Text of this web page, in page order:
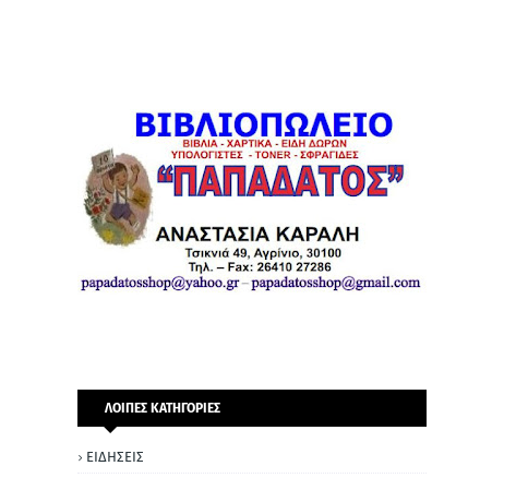
ΛΟΙΠΕΣ ΚΑΤΗΓΟΡΙΕΣ
ΕΙΔΗΣΕΙΣ